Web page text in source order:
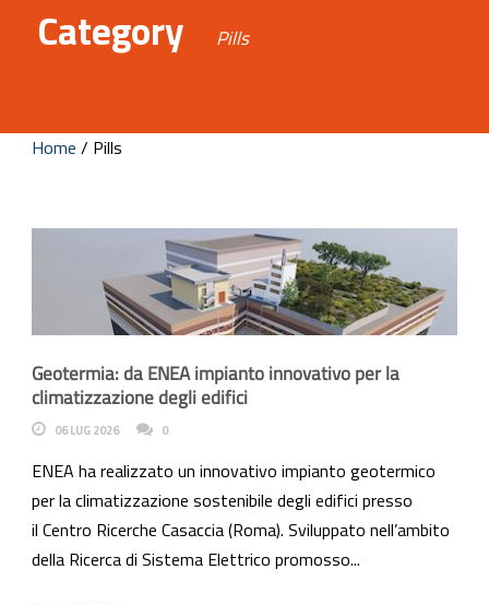
Category Pills
Home / Pills
Geotermia: da ENEA impianto innovativo per la
climatizzazione degli edifici
06 LUG 2026 0
ENEA ha realizzato un innovativo impianto geotermico
per la climatizzazione sostenibile degli edifici presso
il Centro Ricerche Casaccia (Roma). Sviluppato nell’ambito
della Ricerca di Sistema Elettrico promosso...